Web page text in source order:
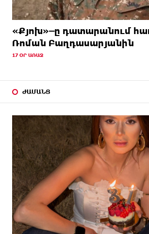
«Քյոխ»–ը դատարանում
Ռոման Բաղդասարյանին
17 ՕՐ ԱՌԱՋ
ԺԱՄԱՆՑ